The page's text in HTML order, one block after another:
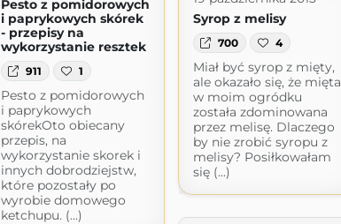
Pesto z pomidorowych
i paprykowych skórek
- przepisy na
wykorzystanie resztek
911 1
Pesto z pomidorowych
i paprykowych
skórekOto obiecany
przepis, na
wykorzystanie skorek i
innych dobrodziejstw,
które pozostały po
wyrobie domowego
ketchupu. (...)
Syrop z melisy
700 4
Miał być syrop z mięty,
ale okazało się, że mięta
w moim ogródku
została zdominowana
przez melisę. Dlaczego
by nie zrobić syropu z
melisy? Posiłkowałam
się (...)